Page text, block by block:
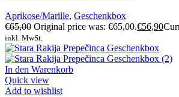
Aprikose/Marille, Geschenkbox
€65,00 Original price was: €65,00.€56,90
inkl. MwSt.
In den Warenkorb
Quick view
Add to wishlist